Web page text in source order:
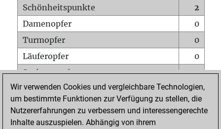
Schönheitspunkte
2
Damenopfer
0
Turmopfer
0
Läuferopfer
0
Springeropfer
1
Bauernopfer
1
Matt auf vollem Brett
0
Bauer setzt Matt
Wir verwenden Cookies und vergleichbare Technologien,
um bestimmte Funktionen zur Verfügung zu stellen, die
Nutzererfahrungen zu verbessern und interessengerechte
Inhalte auszuspielen. Abhängig von ihrem